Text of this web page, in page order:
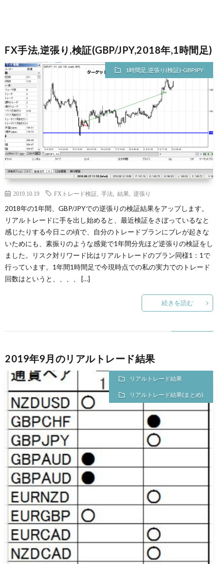
FX手法,逆張り,検証(GBP/JPY,2018年,1時間足)
1時間足,逆張り(検証)-GBPJPY
2019.10.19 FXトレード検証 手法 結果 逆張り
2018年の1年間、GBP/JPYでの逆張りの検証結果をアップします。
リアルトレードに手を出し始めると、最近検証をさぼっているなと
感じたりする今日この頃で、自分のトレードプランにブレが起きな
いためにも、素振りのような感覚で1年間分先ほど逆張りの検証をし
ました。リスク対リワード比はリアルトレードのプラン同様1：1で
行っています。1年間1時間足で今現時点での私の実力でのトレード
回数はというと、、、、 […]
続きを読む
2019年9月のリアルトレード結果
リアルトレード結果
リアルトレード結果(まとめ)